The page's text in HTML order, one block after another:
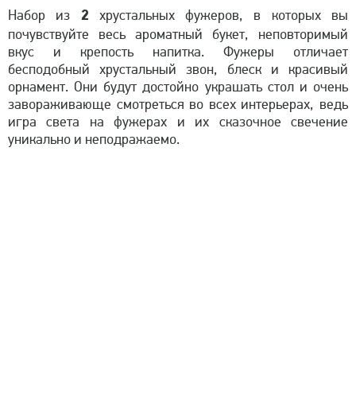
Набор из 2 хрустальных фужеров, в которых вы
почувствуйте весь ароматный букет, неповторимый
вкус и крепость напитка. Фужеры отличает
бесподобный хрустальный звон, блеск и красивый
орнамент. Они будут достойно украшать стол и очень
завораживающе смотреться во всех интерьерах, ведь
игра света на фужерах и их сказочное свечение
уникально и неподражаемо.